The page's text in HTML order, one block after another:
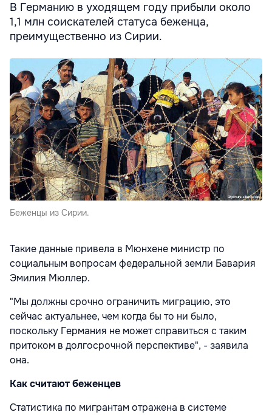
В Германию в уходящем году прибыли около
1,1 млн соискателей статуса беженца,
преимущественно из Сирии.
Беженцы из Сирии.
Такие данные привела в Мюнхене министр по
социальным вопросам федеральной земли Бавария
Эмилия Мюллер.
"Мы должны срочно ограничить миграцию, это
сейчас актуальнее, чем когда бы то ни было,
поскольку Германия не может справиться с таким
притоком в долгосрочной перспективе", - заявила
она.
Как считают беженцев
Статистика по мигрантам отражена в системе